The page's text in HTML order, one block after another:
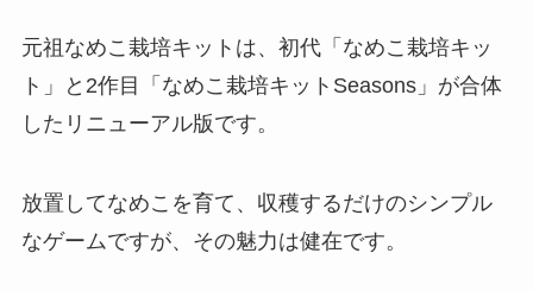
元祖なめこ栽培キットは、初代「なめこ栽培キッ
ト」と2作目「なめこ栽培キットSeasons」が合体
したリニューアル版です。
放置してなめこを育て、収穫するだけのシンプル
なゲームですが、その魅力は健在です。